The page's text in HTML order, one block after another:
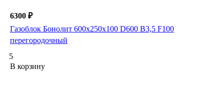
6300 ₽
Газоблок Бонолит 600х250х100 D600 B3,5 F100
перегородочный
5
В корзину